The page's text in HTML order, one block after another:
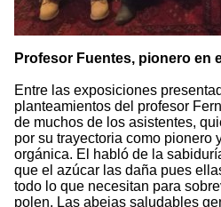
Profesor Fuentes, pionero en
Entre las exposiciones
planteamientos del profesor
de muchos de los asistentes,
por su trayectoria como pionero
orgánica. El habló de la
que el azúcar las daña pues
todo lo que necesitan para
polen. Las abejas saludables